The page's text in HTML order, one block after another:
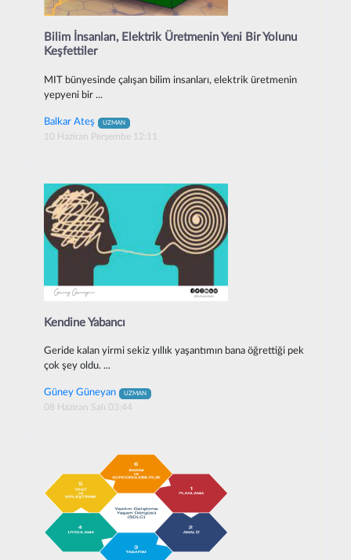
Bilim İnsanları, Elektrik Üretmenin Yeni Bir Yolunu
Keşfettiler
MIT bünyesinde çalışan bilim insanları, elektrik üretmenin
yepyeni bir ...
Balkar Ateş UZMAN
10 Haziran Perşembe 12:11
Kendine Yabancı
Geride kalan yirmi sekiz yıllık yaşantımın bana öğrettiği pek
çok şey oldu. ...
Güney Güneyan UZMAN
08 Haziran Salı 03:44